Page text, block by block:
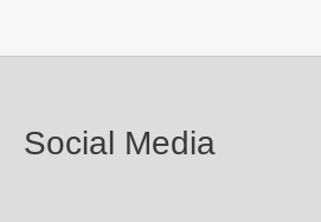
Social Media